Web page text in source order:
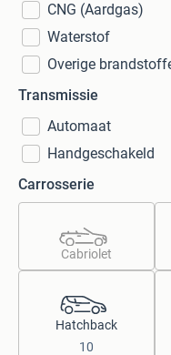
CNG (Aardgas)
Waterstof
Overige
Transmissie
Automaat
Handgeschakeld
Carrosserie
Cabriolet
Hatchback
10